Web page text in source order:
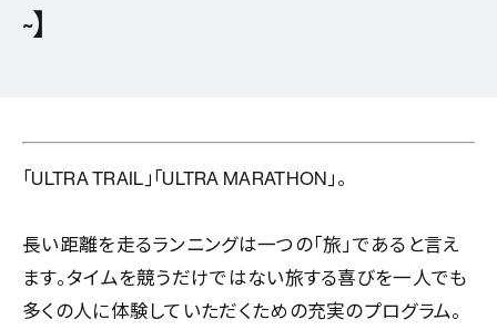
~】
｢ULTRA TRAIL｣｢ULTRA MARATHON｣。
長い距離を走るランニングは一つの「旅」であると言え
ます。タイムを競うだけではない旅する喜びを一人でも
多くの人に体験していただくための充実のプログラム。